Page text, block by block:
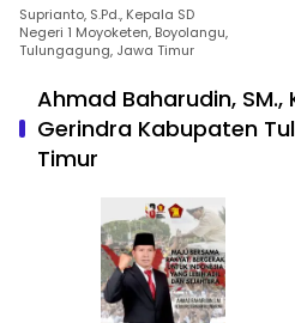
Suprianto, S.Pd., Kepala SD
Negeri 1 Moyoketen, Boyolangu,
Tulungagung, Jawa Timur
Ahmad Baharudin, SM.,
Gerindra Kabupaten
Timur